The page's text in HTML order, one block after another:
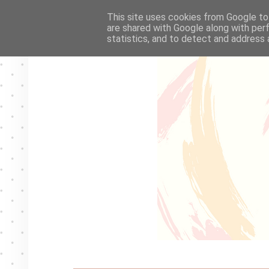
This site uses cookies from Google
are shared with Google along with
statistics, and to detect and address